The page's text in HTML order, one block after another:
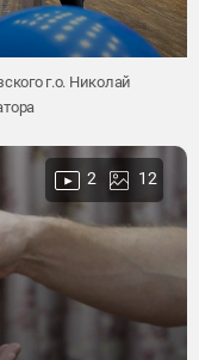
г.о. Николай
2 12